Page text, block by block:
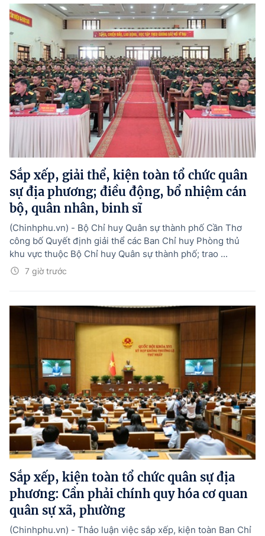
Sắp xếp, giải thể, kiện toàn tổ chức quân
sự địa phương; điều động, bổ nhiệm cán
bộ, quân nhân, binh sĩ
7 giờ trước
(Chinhphu.vn) - Bộ Chỉ huy Quân sự thành phố Cần Thơ
công bố Quyết định giải thể các Ban Chỉ huy Phòng thủ
khu vực thuộc Bộ Chỉ huy Quân sự thành phố; trao ...
Sắp xếp, kiện toàn tổ chức quân sự địa
phương: Cần phải chính quy hóa cơ quan
quân sự xã, phường
(Chinhphu.vn) - Thảo luận việc sắp xếp, kiện toàn Ban Chỉ